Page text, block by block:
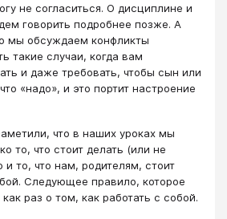
не согласиться. О дисциплине и
говорить подробнее позже. А
мы обсуждаем конфликты
такие случаи, когда вам
и даже требовать, чтобы сын или
«надо», и это портит настроение
что в наших уроках мы
то, что стоит делать (или не
и то, что нам, родителям, стоит
Следующее правило, которое
раз о том, как работать с собой.